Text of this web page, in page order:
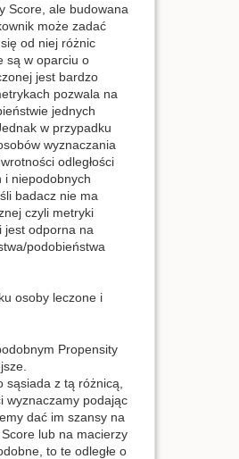
Score, ale budowana
może zadać
od niej różnic
są w oparciu o
jest bardzo
pozwala na
jednych
w przypadku
wyznaczania
odległości
i niepodobnych
badacz nie ma
czyli metryki
jest odporna na
podobieństwa
osoby leczone i
Propensity
sąsiada z tą różnicą,
wyznaczamy podając
dać im szansy na
lub na macierzy
to te odległe o